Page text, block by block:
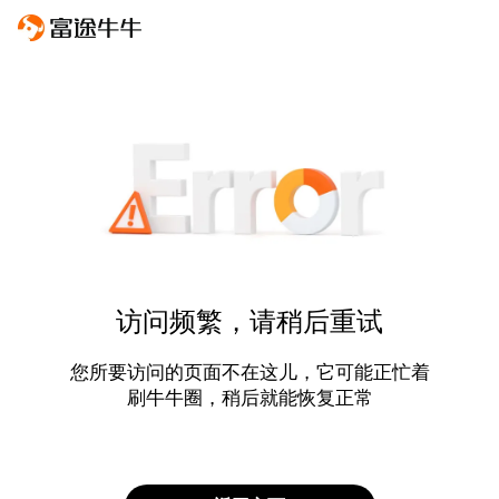
访问频繁，请稍后重试
您所要访问的页面不在这儿，它可能正忙着
刷牛牛圈，稍后就能恢复正常